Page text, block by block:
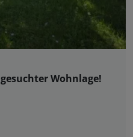
Wohnlage!